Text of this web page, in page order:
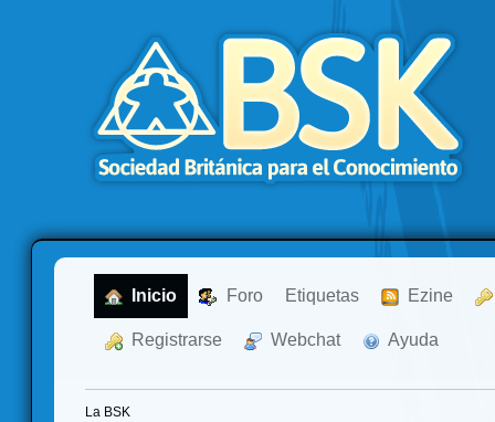
Inicio Foro Etiquetas Ezine
Registrarse Webchat Ayuda
La BSK